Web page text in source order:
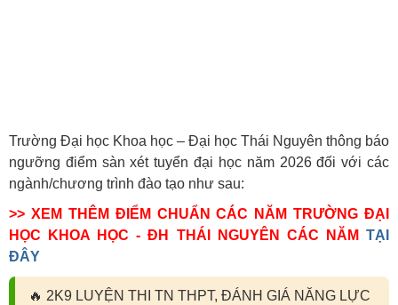
Trường Đại học Khoa học – Đại học Thái Nguyên thông báo
ngưỡng điểm sàn xét tuyển đại học năm 2026 đối với các
ngành/chương trình đào tạo như sau:
>> XEM THÊM ĐIỂM CHUẨN CÁC NĂM TRƯỜNG ĐẠI
HỌC KHOA HỌC - ĐH THÁI NGUYÊN CÁC NĂM TẠI
ĐÂY
🔥 2K9 LUYỆN THI TN THPT, ĐÁNH GIÁ NĂNG LỰC